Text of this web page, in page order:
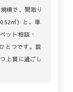
模で、間取り
㎡）と、単
ット相談・
とつです。設
上質に過ごし